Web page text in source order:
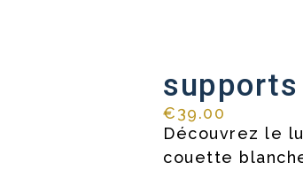
supports
€39.00
Découvrez le
couette